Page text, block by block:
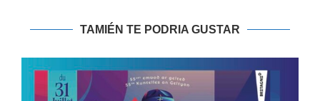
TAMIÉN TE PODRIA GUSTAR